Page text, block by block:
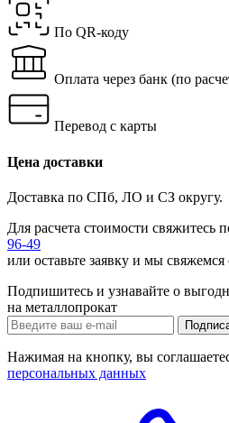
По QR-коду
Оплата через банк (по
Перевод с карты
Цена доставки
Доставка по СПб, ЛО и СЗ округу.
Для расчета стоимости свяжитесь
96-49
или оставьте заявку и мы свяжемся
Подпишитесь и узнавайте о
на металлопрокат
Нажимая на кнопку, вы
персональных данных